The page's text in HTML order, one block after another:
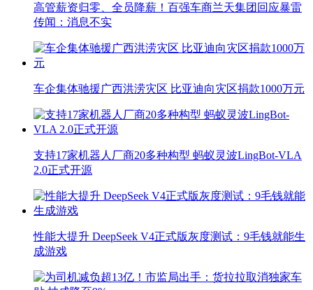
高管薪资归零、全员降薪！百强车商兰天集团回应暴雷
传闻：消息不实
车企集体驰援广西洪涝灾区 比亚迪向灾区捐款1000万元
支持17家机器人厂商20多种构型 蚂蚁灵波LingBot-VLA
2.0正式开源
性能大提升 DeepSeek V4正式版灰度测试：9毛钱就能生
成游戏